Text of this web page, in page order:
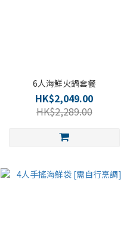
6人海鮮火鍋套餐
HK$2,049.00
HK$2,289.00